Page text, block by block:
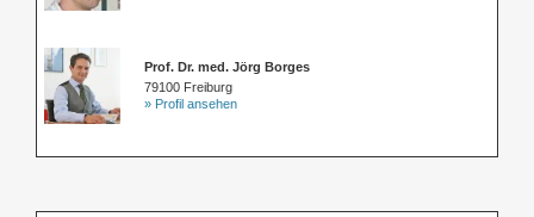
Prof. Dr. med. Jörg Borges
79100 Freiburg
» Profil ansehen